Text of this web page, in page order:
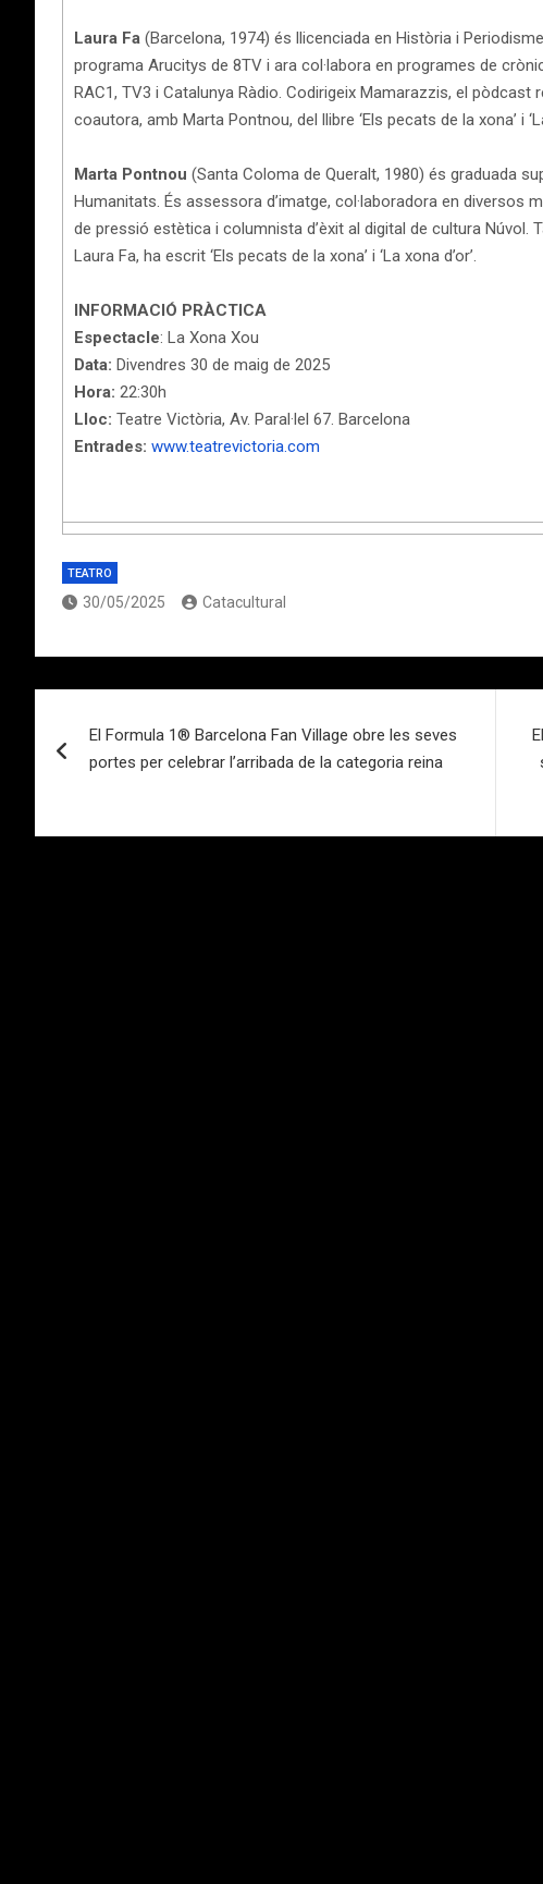
Laura Fa (Barcelona, 1974) és llicenciada en Història i
programa Arucitys de 8TV i ara col·labora en programes de
RAC1, TV3 i Catalunya Ràdio. Codirigeix Mamarazzis, el pòdcast
coautora, amb Marta Pontnou, del llibre ‘Els pecats de la xona’ i
Marta Pontnou (Santa Coloma de Queralt, 1980) és graduada
Humanitats. És assessora d’imatge, col·laboradora en diversos
de pressió estètica i columnista d’èxit al digital de cultura Núvol.
Laura Fa, ha escrit ‘Els pecats de la xona’ i ‘La xona d’or’.
INFORMACIÓ PRÀCTICA
Espectacle: La Xona Xou
Data: Divendres 30 de maig de 2025
Hora: 22:30h
Lloc: Teatre Victòria, Av. Paral·lel 67. Barcelona
Entrades: www.teatrevictoria.com
TEATRO
30/05/2025 Catacultural
de
El Formula 1® Barcelona Fan Village obre les seves
portes per celebrar l’arribada de la categoria reina